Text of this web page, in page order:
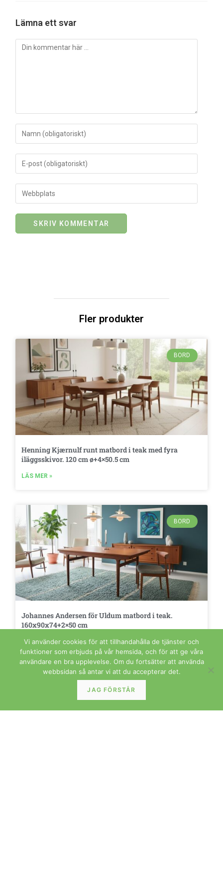
Lämna ett svar
Fler produkter
BORD
Henning Kjærnulf runt matbord i teak med fyra
iläggsskivor. 120 cm ø+4×50.5 cm
LÄS MER »
BORD
Johannes Andersen för Uldum matbord i teak.
160x90x74+2×50 cm
LÄS MER »
Vi använder cookies för att tillhandahålla de tjänster och
funktioner som erbjuds på vår hemsida, och för att ge våra
användare en bra upplevelse. Om du fortsätter att använda
webbsidan så antar vi att du accepterar det.
JAG FÖRSTÅR